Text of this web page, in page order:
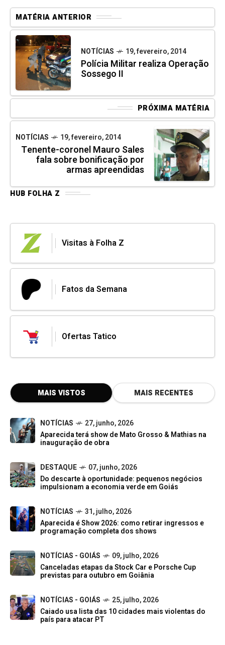
MATÉRIA ANTERIOR
NOTÍCIAS 19, fevereiro, 2014
Polícia Militar realiza Operação
Sossego II
PRÓXIMA MATÉRIA
NOTÍCIAS 19, fevereiro, 2014
Tenente-coronel Mauro Sales
fala sobre bonificação por
armas apreendidas
HUB FOLHA Z
Visitas à Folha Z
Fatos da Semana
Ofertas Tatico
MAIS VISTOS MAIS RECENTES
NOTÍCIAS
27, junho, 2026
Aparecida terá show de Mato Grosso & Mathias na
inauguração de obra
DESTAQUE
07, junho, 2026
Do descarte à oportunidade: pequenos negócios
impulsionam a economia verde em Goiás
NOTÍCIAS
31, julho, 2026
Aparecida é Show 2026: como retirar ingressos e
programação completa dos shows
NOTÍCIAS - GOIÁS
09, julho, 2026
Canceladas etapas da Stock Car e Porsche Cup
previstas para outubro em Goiânia
NOTÍCIAS - GOIÁS
25, julho, 2026
Caiado usa lista das 10 cidades mais violentas do
país para atacar PT